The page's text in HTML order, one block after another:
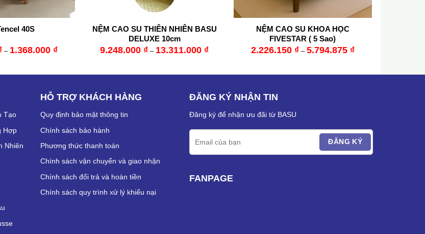
40S
– 1.368.000 ₫
NỆM CAO SU THIÊN NHIÊN BASU
DELUXE 10cm
9.248.000 ₫ – 13.311.000 ₫
NỆM CAO SU KHOA HỌC
FIVESTAR ( 5 Sao)
2.226.150 ₫– 5.794.875 ₫
Tạo
Hợp
Nhiên
HỖ TRỢ KHÁCH HÀNG
Quy định bảo mật thông tin
Chính sách bảo hành
Phương thức thanh toán
Chính sách vận chuyển và giao nhận
Chính sách đổi trả và hoàn tiền
Chính sách quy trình xử lý khiếu nại
ĐĂNG KÝ NHẬN TIN
Đăng ký để nhận ưu đãi từ BASU
FANPAGE